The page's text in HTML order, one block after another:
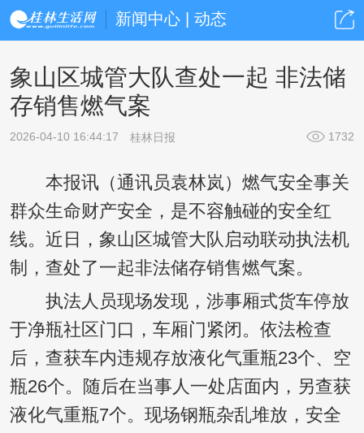
新闻中心 | 动态
象山区城管大队查处一起 非法储
存销售燃气案
2026-04-10 16:44:17 桂林日报 1732
本报讯（通讯员袁林岚）燃气安全事关
群众生命财产安全，是不容触碰的安全红
线。近日，象山区城管大队启动联动执法机
制，查处了一起非法储存销售燃气案。
执法人员现场发现，涉事厢式货车停放
于净瓶社区门口，车厢门紧闭。依法检查
后，查获车内违规存放液化气重瓶23个、空
瓶26个。随后在当事人一处店面内，另查获
液化气重瓶7个。现场钢瓶杂乱堆放，安全